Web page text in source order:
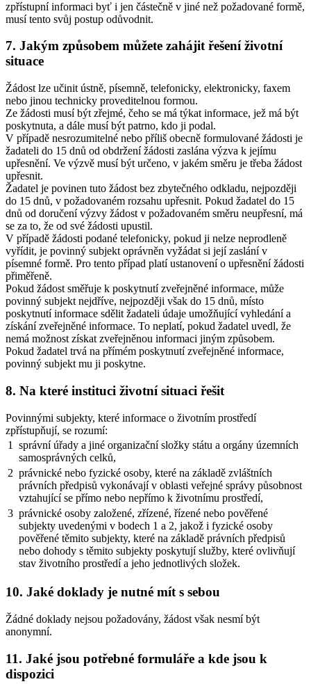
zpřístupní informaci byť i jen částečně v jiné než požadované formě,
musí tento svůj postup odůvodnit.
7. Jakým způsobem můžete zahájit řešení životní
situace
Žádost lze učinit ústně, písemně, telefonicky, elektronicky, faxem
nebo jinou technicky proveditelnou formou.
Ze žádosti musí být zřejmé, čeho se má týkat informace, jež má být
poskytnuta, a dále musí být patrno, kdo ji podal.
V případě nesrozumitelné nebo příliš obecně formulované žádosti je
žadateli do 15 dnů od obdržení žádosti zaslána výzva k jejímu
upřesnění. Ve výzvě musí být určeno, v jakém směru je třeba žádost
upřesnit.
Žadatel je povinen tuto žádost bez zbytečného odkladu, nejpozději
do 15 dnů, v požadovaném rozsahu upřesnit. Pokud žadatel do 15
dnů od doručení výzvy žádost v požadovaném směru neupřesní, má
se za to, že od své žádosti upustil.
V případě žádosti podané telefonicky, pokud ji nelze neprodleně
vyřídit, je povinný subjekt oprávněn vyžádat si její zaslání v
písemné formě. Pro tento případ platí ustanovení o upřesnění žádosti
přiměřeně.
Pokud žádost směřuje k poskytnutí zveřejněné informace, může
povinný subjekt nejdříve, nejpozději však do 15 dnů, místo
poskytnutí informace sdělit žadateli údaje umožňující vyhledání a
získání zveřejněné informace. To neplatí, pokud žadatel uvedl, že
nemá možnost získat zveřejněnou informaci jiným způsobem.
Pokud žadatel trvá na přímém poskytnutí zveřejněné informace,
povinný subjekt mu ji poskytne.
8. Na které instituci životní situaci řešit
Povinnými subjekty, které informace o životním prostředí
zpřístupňují, se rozumí:
1
správní úřady a jiné organizační složky státu a orgány územních
samosprávných celků,
2 právnické nebo fyzické osoby, které na základě zvláštních
právních předpisů vykonávají v oblasti veřejné správy působnost
vztahující se přímo nebo nepřímo k životnímu prostředí,
3 právnické osoby založené, zřízené, řízené nebo pověřené
subjekty uvedenými v bodech 1 a 2, jakož i fyzické osoby
pověřené těmito subjekty, které na základě právních předpisů
nebo dohody s těmito subjekty poskytují služby, které ovlivňují
stav životního prostředí a jeho jednotlivých složek.
10. Jaké doklady je nutné mít s sebou
Žádné doklady nejsou požadovány, žádost však nesmí být
anonymní.
11. Jaké jsou potřebné formuláře a kde jsou k
dispozici